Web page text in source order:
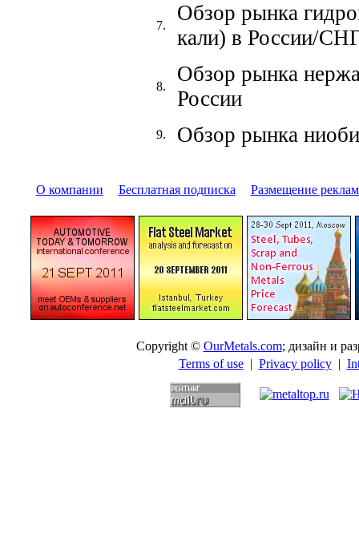
7.
Обзор рынка
кали) в России/
8.
Обзор рынка
России
9. Обзор рынка
О компании Бесплатная подписка Размещение
Copyright © OurMetals.com; дизайн и
Terms of use| Privacy policy|